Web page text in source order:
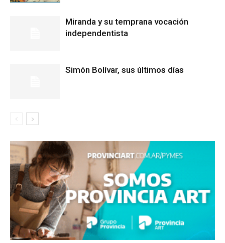
Miranda y su temprana vocación
independentista
Simón Bolívar, sus últimos días